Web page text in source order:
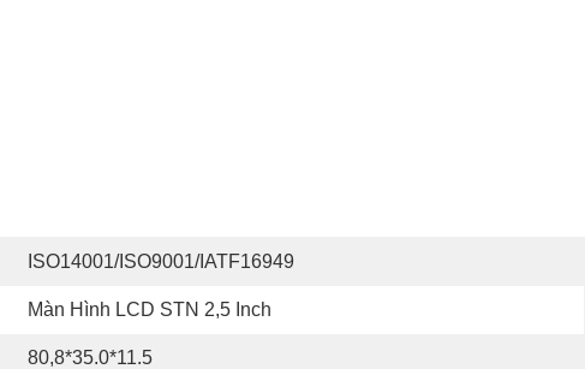
ISO14001/ISO9001/IATF16949
Màn Hình LCD STN 2,5 Inch
80,8*35.0*11.5